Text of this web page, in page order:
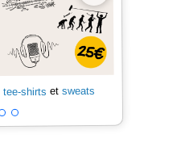
tee-shirts et sweats